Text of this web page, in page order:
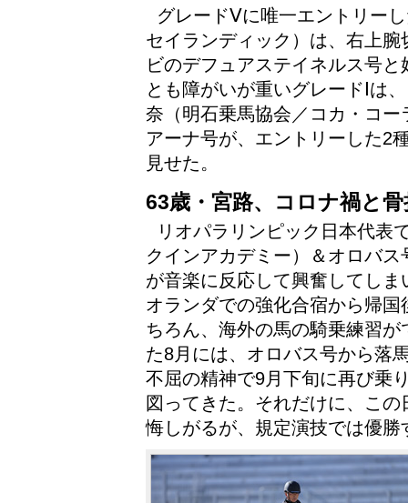
グレードⅤに唯一エントリー
セイランディック）は、右上
ビのデフュアステイネルス号
とも障がいが重いグレードⅠは
奈（明石乗馬協会／コカ・コ
アーナ号が、エントリーした2
見せた。
63歳・宮路、コロナ禍と
リオパラリンピック日本代表
クインアカデミー）＆オロバ
が音楽に反応して興奮してし
オランダでの強化合宿から帰
ちろん、海外の馬の騎乗練習
た8月には、オロバス号から落
不屈の精神で9月下旬に再び乗
図ってきた。それだけに、こ
悔しがるが、規定演技では優